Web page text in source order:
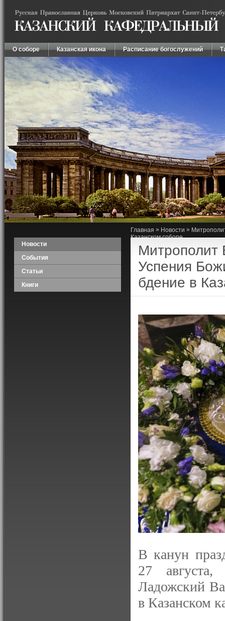
О соборе Казанская икона Расписание богослужений
Новости
События
Статьи
Книги
Главная » Новости »
Казанском соборе
Митрополит
Успения
бдение в
В канун
27 августа,
Ладожский
в Казанском